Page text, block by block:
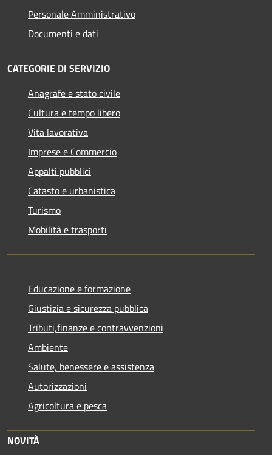
Personale Amministrativo
Documenti e dati
CATEGORIE DI SERVIZIO
Anagrafe e stato civile
Cultura e tempo libero
Vita lavorativa
Imprese e Commercio
Appalti pubblici
Catasto e urbanistica
Turismo
Mobilità e trasporti
Educazione e formazione
Giustizia e sicurezza pubblica
Tributi,finanze e contravvenzioni
Ambiente
Salute, benessere e assistenza
Autorizzazioni
Agricoltura e pesca
NOVITÀ